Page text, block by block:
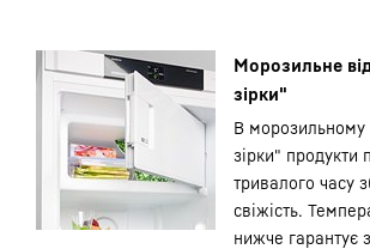
Морозильне
зірки"
В морозильному
зірки" продукти
тривалого часу
свіжість.
нижче гарантує